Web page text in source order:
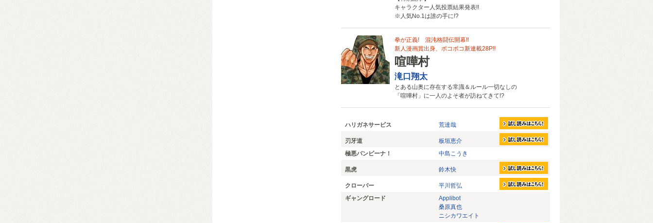
キャラクター人気投票結果発表!!
※人気No.1は誰の手に!?
拳が正義! 混沌格闘伝開幕!!
新人漫画賞出身、ボコボコ新連載28P!!
喧嘩村
滝口翔太
とある山奥に存在する常識＆ルール一切なしの
「喧嘩村」に一人のよそ者が訪ねてきて!?
ハリガネサービス 荒達哉
刃牙道
板垣恵介
極悪バンビーナ！
中島こうき
黒虎 鈴木快
クローバー
平川哲弘
ギャングロード
Applibot
桑原真也
ニシカワエイト